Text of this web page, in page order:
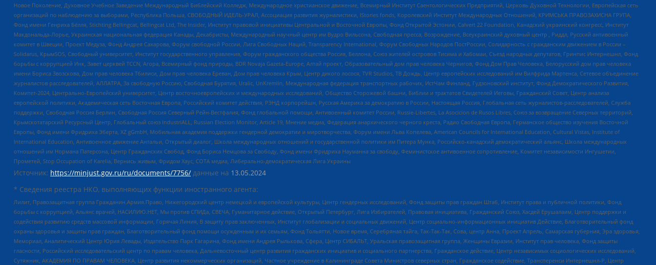
Новое Поколение, Духовное Учебное Заведение Международный Библейский Колледж, Международное христианское движение, Всемирный Институт Саентологических Предприятий, Церковь Духовной Технологии, Европейская сеть
организаций по наблюдению за выборами, Республика Польша, СВОБОДНЫЙ ИДЕЛЬ-УРАЛ, Ассоциация развития журналистики, IStories fonds, Королевский Институт Международных Отношений, КРИМСЬКА ПРАВОЗАХИСНА ГРУПА,
Фонд имени Генриха Бёлля, Stichting Bellingcat, Bellingcat Ltd, The Insider, Институт правовой инициативы Центральной и Восточной Европы, Фонд Открытой Эстонии, Calvert 22 Foundation, Канадский украинский конгресс, Институт
Макдональда-Лорье, Украинская национальная федерация Канады, Декабристы, Международный научный центр им Вудро Вильсона, Свободная пресса, Возрождение, Всеукраинский духовный центр , Риддл, Русский антивоенный
комитет в Швеции, Проект Медуза, Фонд Андрея Сахарова, Форум свободной России, Лига Свободных Наций, Transparеncy International, Форум Свободных Народов ПостРоссии, Солидарность с гражданским движением в России –
Solidarus, КрымSOS, Свободный университет, Институт государственного управления, Форум гражданского общества Россия, Беллона, Союз жителей островов Тисима и Хабомаи, Съезд народных депутатов, Гринпис Интернешнл, Фонд
борьбы с коррупцией Инк, Завет церквей TCCN, Агора, Всемирный фонд природы, BDR Novaja Gazeta-Europe, Алтай проект, Образовательный дом прав человека Чернигов, Фонд Дом Прав Человека, Белорусский дом прав человека
имени Бориса Звозскова, Дом прав человека Тбилиси, Дом прав человека Ереван, Дом прав человека Крым, Центр дикого лосося, TVR Studios, ТВ Дождь, Центр европейских исследований им Вилфрида Мартенса, Сетевое объединение
журналистов расследователей, АЛЛАТРА, За свободную Россию, Свободная Бурятия, Uralic, UnKremlin, Международная федерация транспортных рабочих, ИстЧам Финланд, Гудзоновский институт, Фонд Демократического Развития,
Комитет-2024, Центрально-Европейский университет, Центр восточноевропейских и международных исследований, Общество Сторожевой башни, Библии и трактатов Свидетелей Иеговы, Гражданский Совет, Центр анализа
европейской политики, Академическая сеть Восточная Европа, Российский комитет действия, РЭНД корпорейшн, Русская Америка за демократию в России, Настоящая Россия, Глобальная сеть журналистов-расследователей, Служба
поддержки, Свободная Россия Берлин, Свободная Россия Северный Рейн-Вестфалия, Фонд глобальной помощи, Антивоенный комитет России, Russie-Libertes, La Asocicion de Rusos Libres, Союз за возвращение Северных территорий,
Крымскотатарский Ресурсный Центр, Глобальный союз IndustriALL, Russian Election Monitor, Article 19, Мнение медиа, Федерация анархического черного креста, Радио Свободная Европа, Германское общество изучения Восточной
Европы, Фонд имени Фридриха Эберта, XZ gGmbH, Мобильная академия поддержки гендерной демократии и миротворчества, Форум имени Льва Копелева, American Councils for International Education, Cultural Vistas, Institute of
International Education, Антивоенное движение Антальи, Открытый диалог, Школа международных отношений и государственной политики им Питера Мунка, Российско-канадский демократический альянс, Школа международных
отношений им Нормана Патерсона, Центр Гражданских Свобод, Фонд Бориса Немцова за Свободу, Фонд имени Фридриха Науманна за свободу, Феминистское антивоенное сопротивление, Комитет независимости Ингушетии,
Прометей, Stop Occupation of Karelia, Вернись живым, Фридом Хаус, СОТА медиа, Либерально-демократическая Лига Украины
Источник: https://minjust.gov.ru/ru/documents/7756/ данные на 13.05.2024
* Сведения реестра НКО, выполняющих функции иностранного агента:
Лилит, Правозащитная группа Гражданин.Армия.Право, Нижегородский центр немецкой и европейской культуры, Центр гендерных исследований, Фонд защиты прав граждан Штаб, Институт права и публичной политики, Фонд
борьбы с коррупцией, Альянс врачей, НАСИЛИЮ.НЕТ, Мы против СПИДа, СВЕЧА, Гуманитарное действие, Открытый Петербург, Лига Избирателей, Правовая инициатива, Гражданский Союз, Хасдей Ерушалаим, Центр поддержки и
содействия развитию средств массовой информации, Горячая Линия, В защиту прав заключенных, Институт глобализации и социальных движений, Центр социально-информационных инициатив Действие, Благотворительный фонд
охраны здоровья и защиты прав граждан, Благотворительный фонд помощи осужденным и их семьям, Фонд Тольятти, Новое время, Серебряная тайга, Так-Так-Так, Сова, центр Анна, Проект Апрель, Самарская губерния, Эра здоровья,
Мемориал, Аналитический Центр Юрия Левады, Издательство Парк Гагарина, Фонд имени Андрея Рылькова, Сфера, Центр СИБАЛЬТ, Уральская правозащитная группа, Женщины Евразии, Институт прав человека, Фонд защиты
гласности, Российский исследовательский центр по правам человека, Дальневосточный центр развития гражданских инициатив и социального партнерства, Гражданское действие, Центр независимых социологических исследований,
Сутяжник, АКАДЕМИЯ ПО ПРАВАМ ЧЕЛОВЕКА, Центр развития некоммерческих организаций, Частное учреждение в Калининграде Совета Министров северных стран, Гражданское содействие, Трансперенси Интернешнл-Р, Центр